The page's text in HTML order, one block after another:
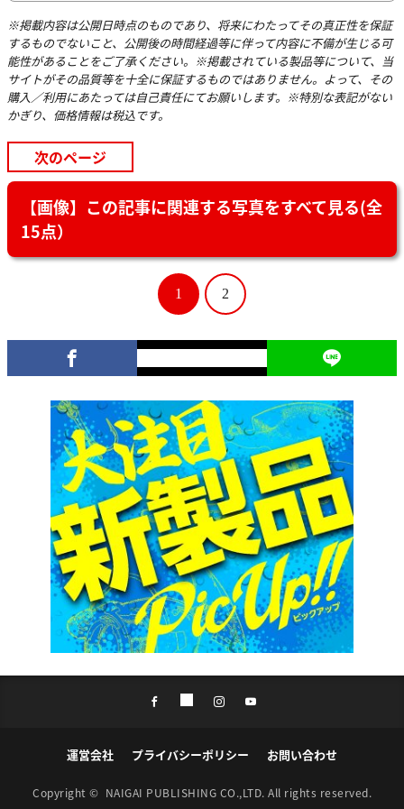
※掲載内容は公開日時点のものであり、将来にわたってその真正性を保証
するものでないこと、公開後の時間経過等に伴って内容に不備が生じる可
能性があることをご了承ください。※掲載されている製品等について、当
サイトがその品質等を十全に保証するものではありません。よって、その
購入／利用にあたっては自己責任にてお願いします。※特別な表記がない
かぎり、価格情報は税込です。
次のページ
【画像】この記事に関連する写真をすべて見る(全
15点）
1 2
運営会社 プライバシーポリシー お問い合わせ
Copyright © NAIGAI PUBLISHING CO.,LTD. All rights reserved.